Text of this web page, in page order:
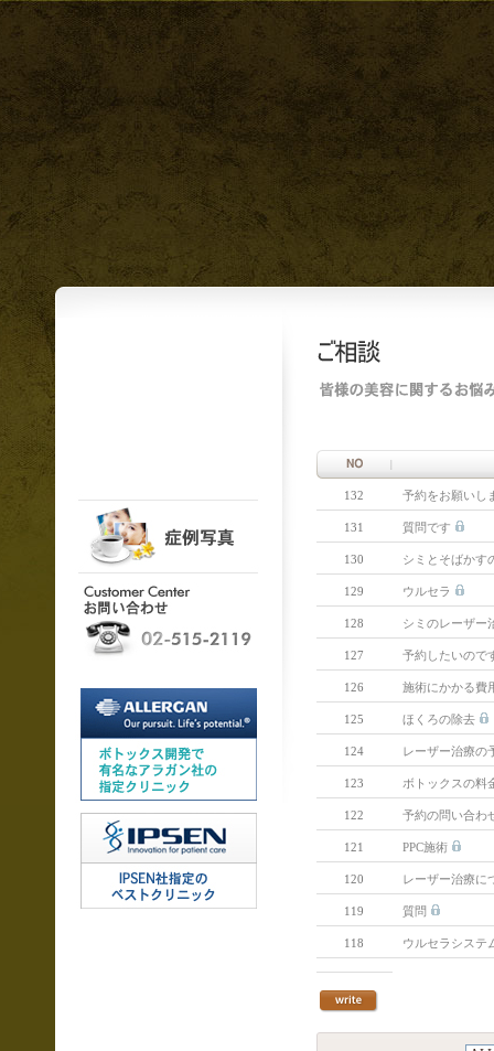
132 予約をお願いし
131 質問です
130 シミとそばかす
129 ウルセラ
128 シミのレーザー
127 予約したいので
126 施術にかかる費
125 ほくろの除去
124 レーザー治療の
123 ボトックスの料
122 予約の問い合わ
121 PPC施術
120 レーザー治療に
119 質問
118 ウルセラシステ